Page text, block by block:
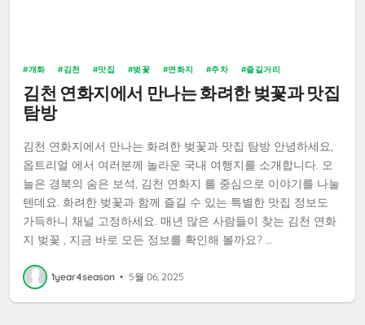
개화 김천 맛집 벚꽃 연화지 주차 즐길거리
김천 연화지에서 만나는 화려한 벚꽃과 맛집
탐방
김천 연화지에서 만나는 화려한 벚꽃과 맛집 탐방 안녕하세요,
옵트리얼 에서 여러분께 놀라운 국내 여행지를 소개합니다. 오
늘은 경북의 숨은 보석, 김천 연화지 를 중심으로 이야기를 나눌
텐데요. 화려한 벚꽃과 함께 즐길 수 있는 특별한 맛집 정보도
가득하니 채널 고정하세요. 매년 많은 사람들이 찾는 김천 연화
지 벚꽃 , 지금 바로 모든 정보를 확인해 볼까요? …
1year4season • 5월 06, 2025